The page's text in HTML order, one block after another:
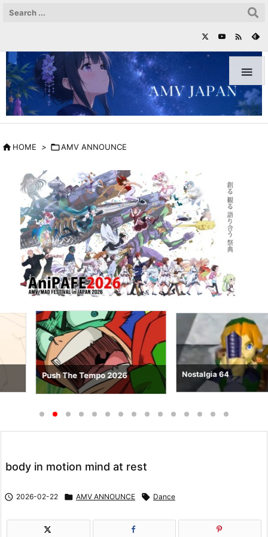


HOME > AMV ANNOUNCE
Push The Tempo 2026 Nostalgia 64
body in motion mind at rest
 2026-02-22  AMV ANNOUNCE  Dance